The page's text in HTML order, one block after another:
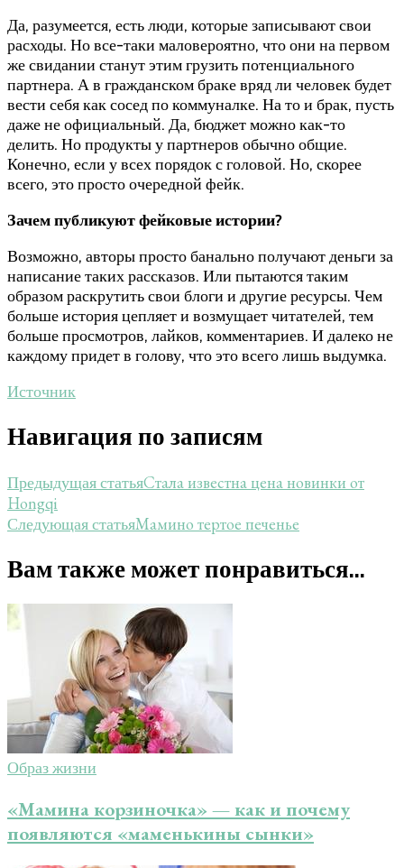
Да, разумеется, есть люди, которые записывают свои
расходы. Но все-таки маловероятно, что они на первом
же свидании станут этим грузить потенциального
партнера. А в гражданском браке вряд ли человек будет
вести себя как сосед по коммуналке. На то и брак, пусть
даже не официальный. Да, бюджет можно как-то
делить. Но продукты у партнеров обычно общие.
Конечно, если у всех порядок с головой. Но, скорее
всего, это просто очередной фейк.
Зачем публикуют фейковые истории?
Возможно, авторы просто банально получают деньги за
написание таких рассказов. Или пытаются таким
образом раскрутить свои блоги и другие ресурсы. Чем
больше история цепляет и возмущает читателей, тем
больше просмотров, лайков, комментариев. И далеко не
каждому придет в голову, что это всего лишь выдумка.
Источник
Навигация по записям
Предыдущая статьяСтала известна цена новинки от
Hongqi
Следующая статьяМамино тертое печенье
Вам также может понравиться...
Образ жизни
«Мамина корзиночка» — как и почему
появляются «маменькины сынки»